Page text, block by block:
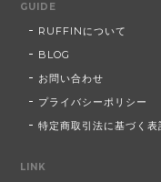
GUIDE
RUFFINについて
BLOG
お問い合わせ
プライバシーポリシー
特定商取引法に基づく表
LINK